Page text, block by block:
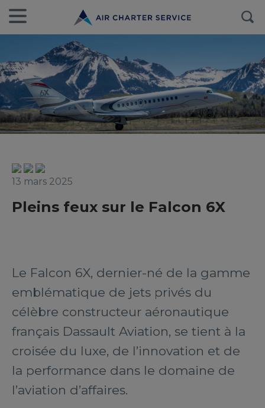
13 mars 2025
Pleins feux sur le Falcon 6X
Le Falcon 6X, dernier-né de la gamme
emblématique de jets privés du
célèbre constructeur aéronautique
français Dassault Aviation, se tient à la
croisée du luxe, de l’innovation et de
la performance dans le domaine de
l’aviation d’affaires.